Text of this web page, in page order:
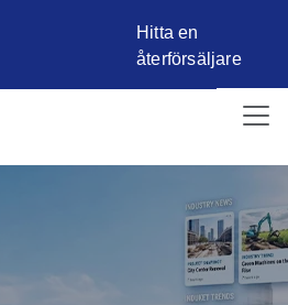
Hitta en
återförsäljare